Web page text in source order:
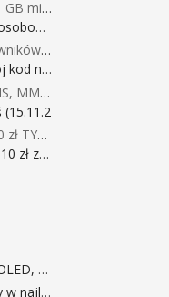
Android Pay)
na 40
numeru do Play NEXT
DZISIAJ
za r
Homecare AICALL V8, 5.5" AMOLED, 4/128GB, Snapdragon 652, LTE, QC3.0, 3400mAh za 416zł
HTC U Ultra 4/64GB LTE czarny w najlepszej cenie na rynku 799 zł!!!